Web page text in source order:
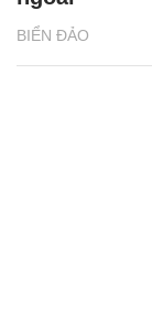
BIỂN ĐẢO